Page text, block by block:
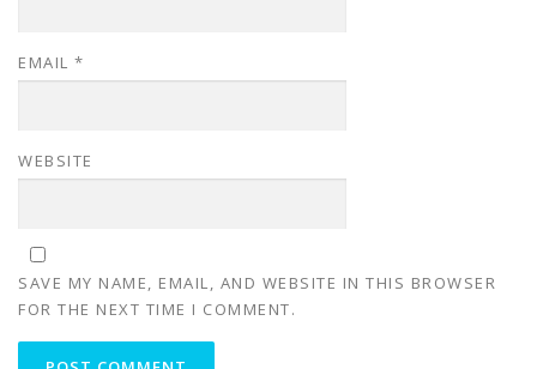
EMAIL *
WEBSITE
SAVE MY NAME, EMAIL, AND WEBSITE IN THIS BROWSER
FOR THE NEXT TIME I COMMENT.